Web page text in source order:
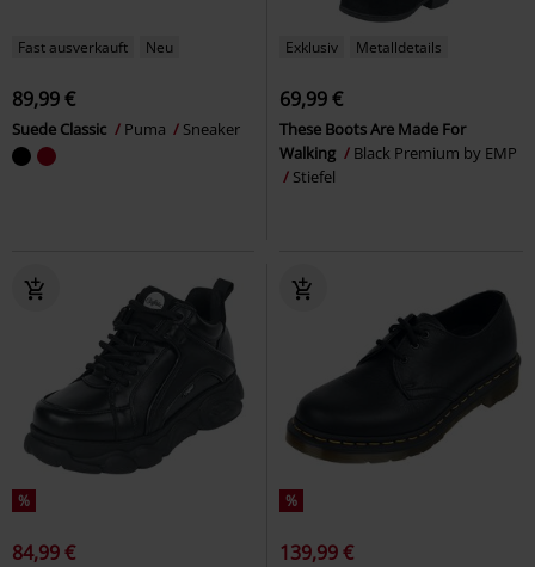
Fast ausverkauft Neu
89,99 €
Suede Classic Puma Sneaker
Exklusiv Metalldetails
69,99 €
These Boots Are Made For
Walking
Black Premium by EMP
Stiefel
%
84,99 €
%
139,99 €